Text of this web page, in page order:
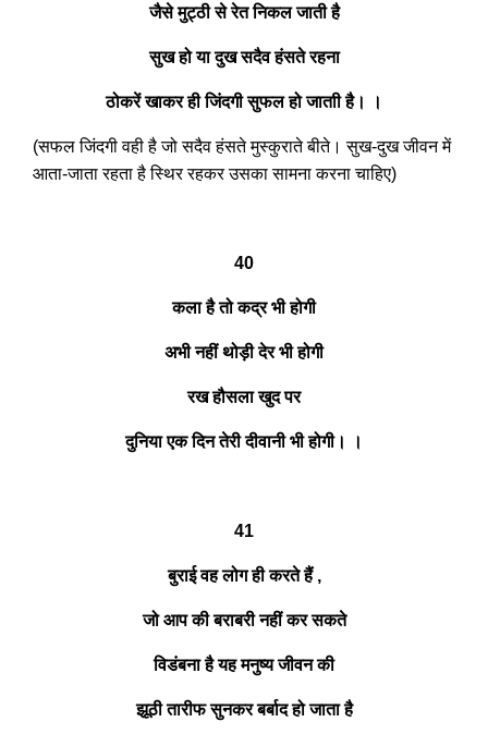
जैसे मुट्ठी से रेत निकल जाती है
सुख हो या दुख सदैव हंसते रहना
ठोकरें खाकर ही जिंदगी सुफल हो जाताी है। ।
(सफल जिंदगी वही है जो सदैव हंसते मुस्कुराते बीते। सुख-दुख जीवन में
आता-जाता रहता है स्थिर रहकर उसका सामना करना चाहिए)
40
कला है तो कद्र भी होगी
अभी नहीं थोड़ी देर भी होगी
रख हौसला खुद पर
दुनिया एक दिन तेरी दीवानी भी होगी। ।
41
बुराई वह लोग ही करते हैं ,
जो आप की बराबरी नहीं कर सकते
विडंबना है यह मनुष्य जीवन की
झूठी तारीफ सुनकर बर्बाद हो जाता है